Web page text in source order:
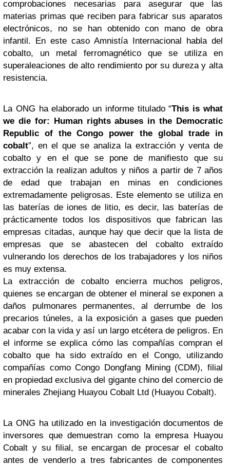
comprobaciones necesarias para asegurar que las
materias primas que reciben para fabricar sus aparatos
electrónicos, no se han obtenido con mano de obra
infantil. En este caso Amnistía Internacional habla del
cobalto, un metal ferromagnético que se utiliza en
superaleaciones de alto rendimiento por su dureza y alta
resistencia.
La ONG ha elaborado un informe titulado “This is what
we die for: Human rights abuses in the Democratic
Republic of theCongo power the global trade in
cobalt”, en el que se analiza la extracción y venta de
cobalto y en el que se pone de manifiesto que su
extracción la realizan adultos y niños a partir de 7 años
de edad que trabajan en minas en condiciones
extremadamente peligrosas. Este elemento se utiliza en
las baterías de iones de litio, es decir, las baterías de
prácticamente todos los dispositivos que fabrican las
empresas citadas, aunque hay que decir que la lista de
empresas que se abastecen del cobalto extraído
vulnerando los derechos de los trabajadores y los niños
es muy extensa.
La extracción de cobalto encierra muchos peligros,
quienes se encargan de obtener el mineral se exponen a
daños pulmonares permanentes, al derrumbe de los
precarios túneles, a la exposición a gases que pueden
acabar con la vida y así un largo etcétera de peligros. En
el informe se explica cómo las compañías compran el
cobalto que ha sido extraído en el Congo, utilizando
compañías como Congo Dongfang Mining (CDM), filial
en propiedad exclusiva del gigante chino del comercio de
minerales Zhejiang Huayou Cobalt Ltd (Huayou Cobalt).
La ONG ha utilizado en la investigación documentos de
inversores que demuestran como la empresa Huayou
Cobalt y su filial, se encargan de procesar el cobalto
antes de venderlo a tres fabricantes de componentes